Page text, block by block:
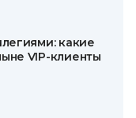
какие
VIP-клиенты